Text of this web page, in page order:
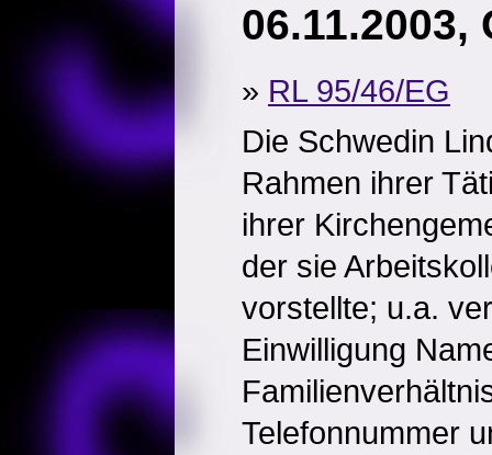
06.11.2003,
» RL 95/46/EG
Die Schwedin
Rahmen ihrer
ihrer
der sie
vorstellte; u.a.
Einwilligung
Telefonnummer